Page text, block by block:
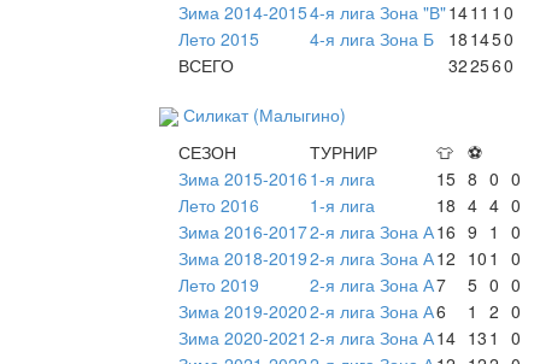
Зима 2014-20154-я лига Зона "В"1411 1 0
Лето 2015
4-я лига Зона Б 18 1450
ВСЕГО
322560
Силикат (Малыгино)
СЕЗОН
ТУРНИР 👕 ⚽
Зима 2015-2016 1-я лига 15 8 0 0
Лето 2016
1-я лига 18 4 4 0
Зима 2016-20172-я лига Зона А16 9 1
0
Зима 2018-20192-я лига Зона А12 10 1
0
Лето 2019
2-я лига Зона А7 5 0 0
Зима 2019-20202-я лига Зона А6 1 2 0
Зима 2020-2021 2-я лига Зона А14 13 1
0